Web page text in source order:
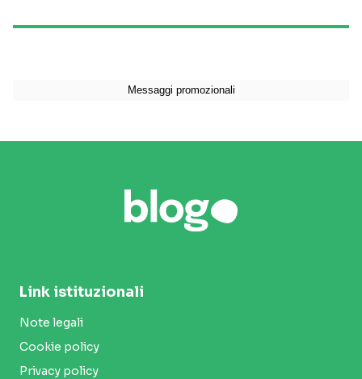
Link istituzionali
Note legali
Cookie policy
Privacy policy